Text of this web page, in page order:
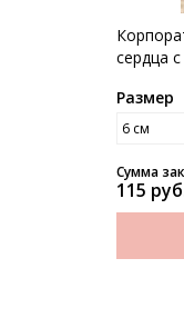
сердца
Размер
Сумма
115